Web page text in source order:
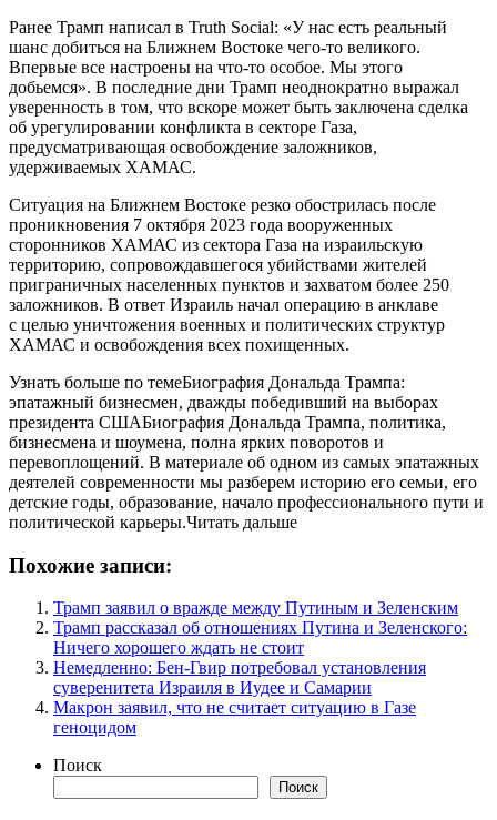
Ранее Трамп написал в Truth Social: «У нас есть реальный
шанс добиться на Ближнем Востоке чего-то великого.
Впервые все настроены на что-то особое. Мы этого
добьемся». В последние дни Трамп неоднократно выражал
уверенность в том, что вскоре может быть заключена сделка
об урегулировании конфликта в секторе Газа,
предусматривающая освобождение заложников,
удерживаемых ХАМАС.
Ситуация на Ближнем Востоке резко обострилась после
проникновения 7 октября 2023 года вооруженных
сторонников ХАМАС из сектора Газа на израильскую
территорию, сопровождавшегося убийствами жителей
приграничных населенных пунктов и захватом более 250
заложников. В ответ Израиль начал операцию в анклаве
с целью уничтожения военных и политических структур
ХАМАС и освобождения всех похищенных.
Узнать больше по темеБиография Дональда Трампа:
эпатажный бизнесмен, дважды победивший на выборах
президента СШАБиография Дональда Трампа, политика,
бизнесмена и шоумена, полна ярких поворотов и
перевоплощений. В материале об одном из самых эпатажных
деятелей современности мы разберем историю его семьи, его
детские годы, образование, начало профессионального пути и
политической карьеры.Читать дальше
Похожие записи:
Трамп заявил о вражде между Путиным и Зеленским
Трамп рассказал об отношениях Путина и Зеленского:
Ничего хорошего ждать не стоит
Немедленно: Бен-Гвир потребовал установления
суверенитета Израиля в Иудее и Самарии
Макрон заявил, что не считает ситуацию в Газе
геноцидом
Поиск
Поиск